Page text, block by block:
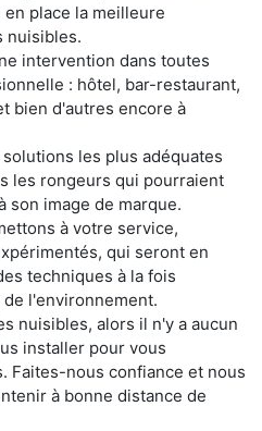
place la meilleure
nuisibles.
intervention dans toutes
: hôtel, bar-restaurant,
bien d'autres encore à
les plus adéquates
les rongeurs qui pourraient
son image de marque.
à votre service,
qui seront en
techniques à la fois
l'environnement.
nuisibles, alors il n'y a aucun
installer pour vous
Faites-nous confiance et nous
à bonne distance de